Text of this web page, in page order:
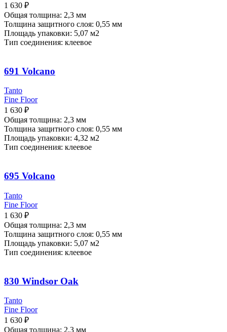
1 630 ₽
Общая толщина: 2,3 мм
Толщина защитного слоя: 0,55 мм
Площадь упаковки: 5,07 м2
Тип соединения: клеевое
691 Volcano
Tanto
Fine Floor
1 630 ₽
Общая толщина: 2,3 мм
Толщина защитного слоя: 0,55 мм
Площадь упаковки: 4,32 м2
Тип соединения: клеевое
695 Volcano
Tanto
Fine Floor
1 630 ₽
Общая толщина: 2,3 мм
Толщина защитного слоя: 0,55 мм
Площадь упаковки: 5,07 м2
Тип соединения: клеевое
830 Windsor Oak
Tanto
Fine Floor
1 630 ₽
Общая толщина: 2,3 мм